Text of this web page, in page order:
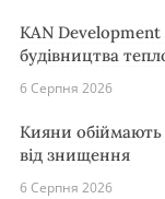
KAN
будівництва
6 Серпня 2026
Кияни обіймають
від знищення
6 Серпня 2026